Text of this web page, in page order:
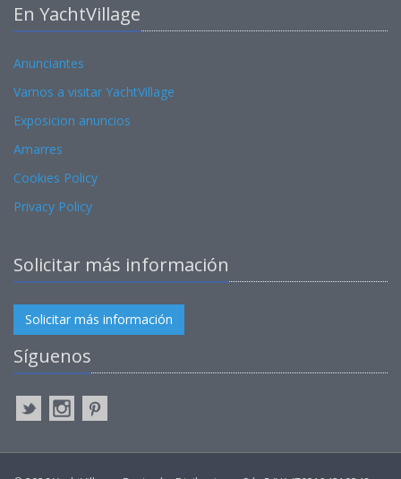
En YachtVillage
Anunciantes
Vamos a visitar YachtVillage
Exposicion anuncios
Amarres
Cookies Policy
Privacy Policy
Solicitar más información
Solicitar más información
Síguenos